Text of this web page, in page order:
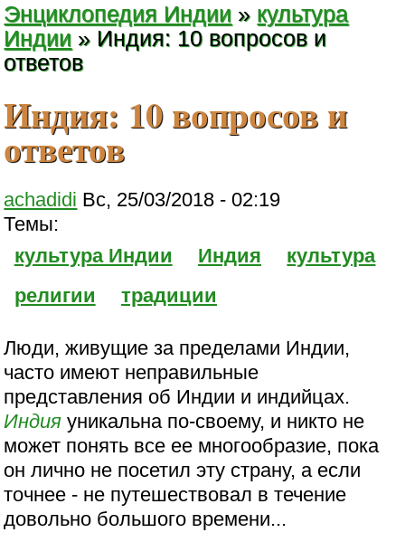
Энциклопедия Индии » культура
Индии » Индия: 10 вопросов и
ответов
Индия: 10 вопросов и
ответов
achadidi Вс, 25/03/2018 - 02:19
Темы:
культура Индии
Индия
культура
религии
традиции
Люди, живущие за пределами Индии,
часто имеют неправильные
представления об Индии и индийцах.
Индия уникальна по-своему, и никто не
может понять все ее многообразие, пока
он лично не посетил эту страну, а если
точнее - не путешествовал в течение
довольно большого времени...